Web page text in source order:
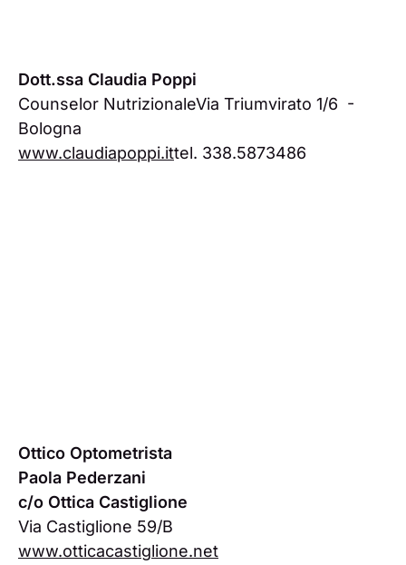
Dott.ssa Claudia Poppi
Counselor NutrizionaleVia Triumvirato 1/6 -
Bologna
www.claudiapoppi.ittel. 338.5873486
Ottico Optometrista
Paola Pederzani
c/o Ottica Castiglione
Via Castiglione 59/B
www.otticacastiglione.net